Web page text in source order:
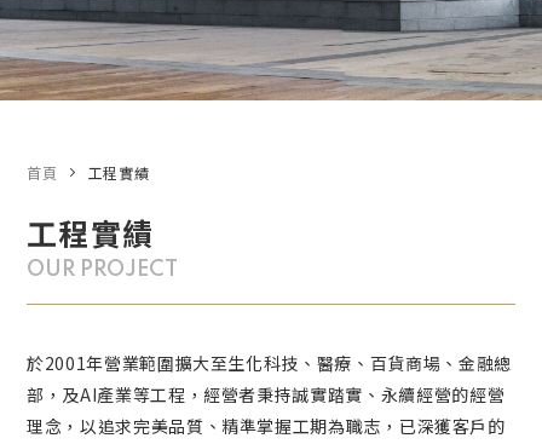
工程實績
OUR PROJECT
於2001年營業範圍擴大至生化科技、醫療、百貨商場、金融總
部，及AI產業等工程，經營者秉持誠實踏實、永續經營的經營
理念，以追求完美品質、精準掌握工期為職志，已深獲客戶的
首頁 工程實績